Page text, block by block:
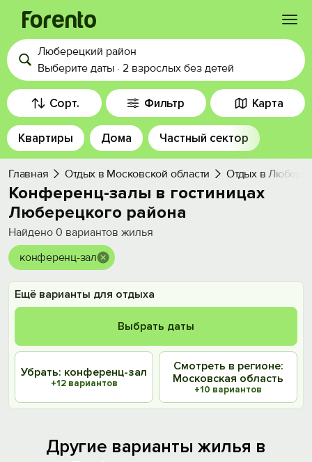
Войти
Избранное
История просмотра
Добавить свой объект
Люберецкий район
Выберите даты · 2 взрослых без детей
Сорт. Фильтр Карта
Квартиры Дома Частный сектор
Главная Отдых в Московской области Отдых в
Конференц-залы в гостиницах
Люберецкого района
Найдено 0 вариантов жилья
конференц-зал
Ещё варианты для отдыха
Выбрать даты
Убрать: конференц-зал
+12 вариантов
Смотреть в регионе:
Московская область
+10 вариантов
Другие варианты жилья в